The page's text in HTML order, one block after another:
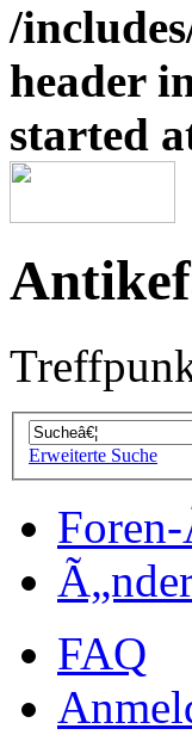
/
header
started
Erweiterte Suche
FAQ